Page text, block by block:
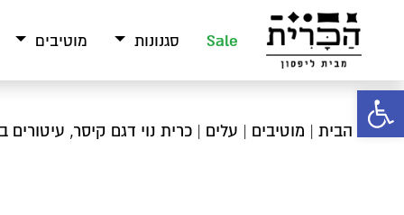
פתח סרגל נגישות
Sale סגנונות מוטיבים
עמוד הבית | מוטיבים | עלים | כרית נוי דגם קיסר, עיטורים